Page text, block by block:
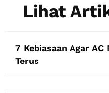
Lihat
7 Kebiasaan Agar
Terus